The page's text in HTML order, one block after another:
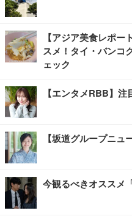
【アジア美食レポ
スメ！タイ・バンコ
ェック
【エンタメRBB】
【坂道グループニ
今観るべきオススメ